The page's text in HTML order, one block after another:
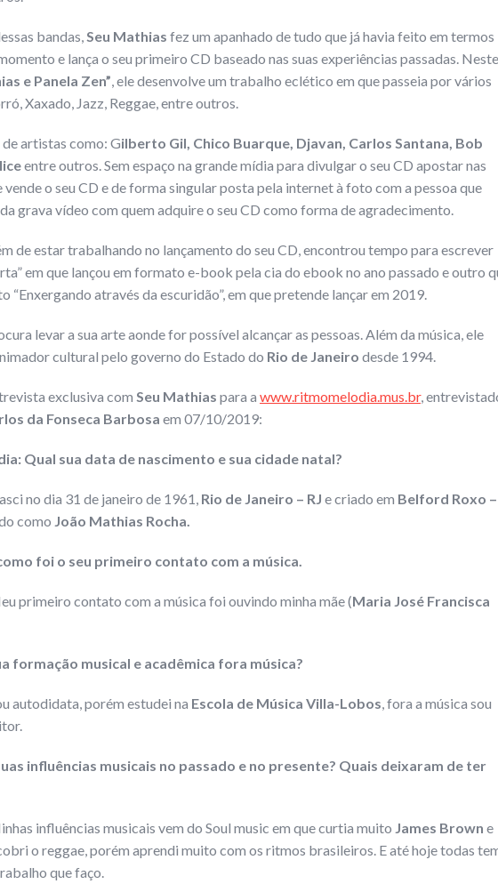
bandas,Seu Mathias fez um apanhado de tudo que já havia feito em termos
e lança o seu primeiro CD baseado nas suas experiências passadas. Neste
e Panela Zen”, ele desenvolve um trabalho eclético em que passeia por vários
Xaxado, Jazz, Reggae, entre outros.
artistas como: Gilberto Gil, Chico Buarque, Djavan, Carlos Santana, Bob
entre outros. Sem espaço na grande mídia para divulgar o seu CD apostar nas
vende o seu CD e de forma singular posta pela internet à foto com a pessoa que
grava vídeo com quem adquire o seu CD como forma de agradecimento.
de estar trabalhando no lançamento do seu CD, encontrou tempo para escrever
em que lançou em formato e-book pela cia do ebook no ano passado e outro
“Enxergando através da escuridão”, em que pretende lançar em 2019.
levar a sua arte aonde for possível alcançar as pessoas. Além da música, ele
cultural pelo governo do Estado do Rio de Janeiro desde 1994.
exclusiva com Seu Mathias para a www.ritmomelodia.mus.br,
da Fonseca Barbosa em 07/10/2019:
Qual sua data de nascimento e sua cidade natal?
no dia 31 de janeiro de 1961, Rio de Janeiro – RJ e criado em Belford Roxo –
como João Mathias Rocha.
foi o seu primeiro contato com a música.
primeiro contato com a música foi ouvindo minha mãe (Maria José Francisca
formação musical e acadêmica fora música?
autodidata, porém estudei na Escola de Música Villa-Lobos, fora a música sou
influências musicais no passado e no presente? Quais deixaram de ter
influências musicais vem do Soul music em que curtia muito James Brown e
o reggae, porém aprendi muito com os ritmos brasileiros. E até hoje todas
que faço.